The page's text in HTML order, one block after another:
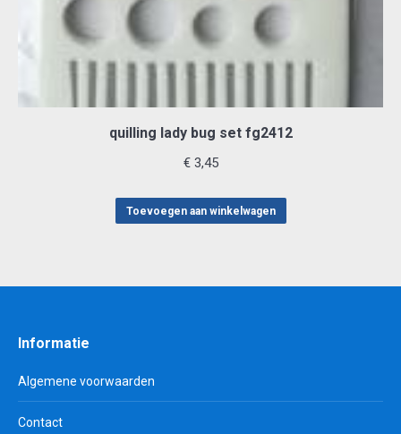
quilling lady bug set fg2412
€3,45
Toevoegen aan winkelwagen
Informatie
Algemene voorwaarden
Contact